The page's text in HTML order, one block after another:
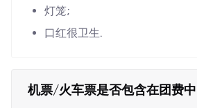
灯笼;
口红很卫生.
机票/火车票是否包含在团费中